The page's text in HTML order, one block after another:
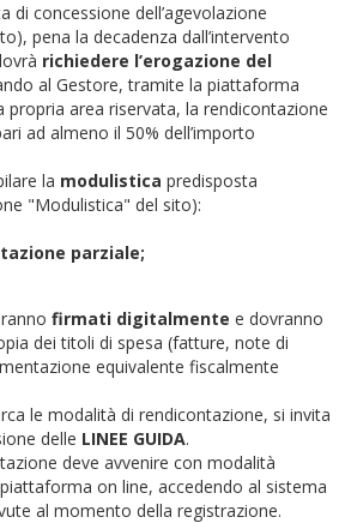
di concessione dell’agevolazione
pena la decadenza dall’intervento
richiedere l’erogazione del
al Gestore, tramite la piattaforma
propria area riservata, la rendicontazione
ad almeno il 50% dell’importo
la modulistica predisposta
"Modulistica" del sito):
parziale;
firmati digitalmente e dovranno
dei titoli di spesa (fatture, note di
equivalente fiscalmente
le modalità di rendicontazione, si invita
delle LINEE GUIDA.
deve avvenire con modalità
on line, accedendo al sistema
al momento della registrazione.